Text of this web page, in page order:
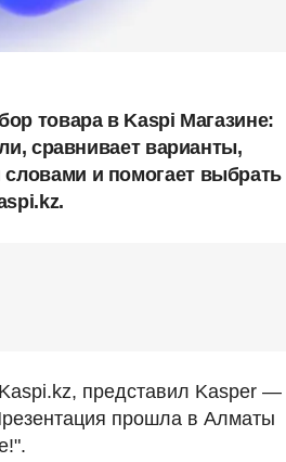
товара в Kaspi Магазине:
сравнивает варианты,
и помогает выбрать
представил Kasper —
прошла в Алматы